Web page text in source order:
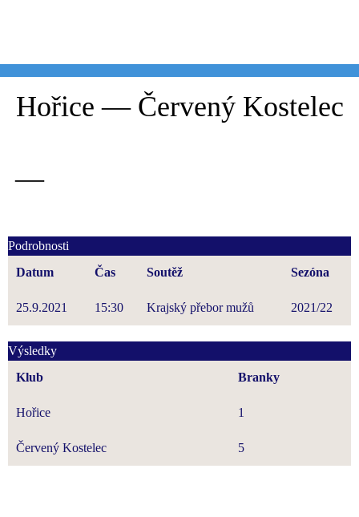
Hořice — Červený Kostelec
—
Podrobnosti
Datum
Čas Soutěž Sezóna
25.9.2021 15:30 Krajský přebor mužů 2021/22
Výsledky
Klub
Branky
Hořice 1
Červený Kostelec 5